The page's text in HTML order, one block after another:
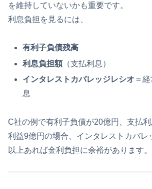
を維持していないかも重要です。
利息負担を見るには、
有利子負債残高
利息負担額（支払利息）
インタレストカバレッジレシオ ＝
息
C社の例で有利子負債が20億円、支払
利益9億円の場合、インタレストカバレ
以上あれば金利負担に余裕があります。